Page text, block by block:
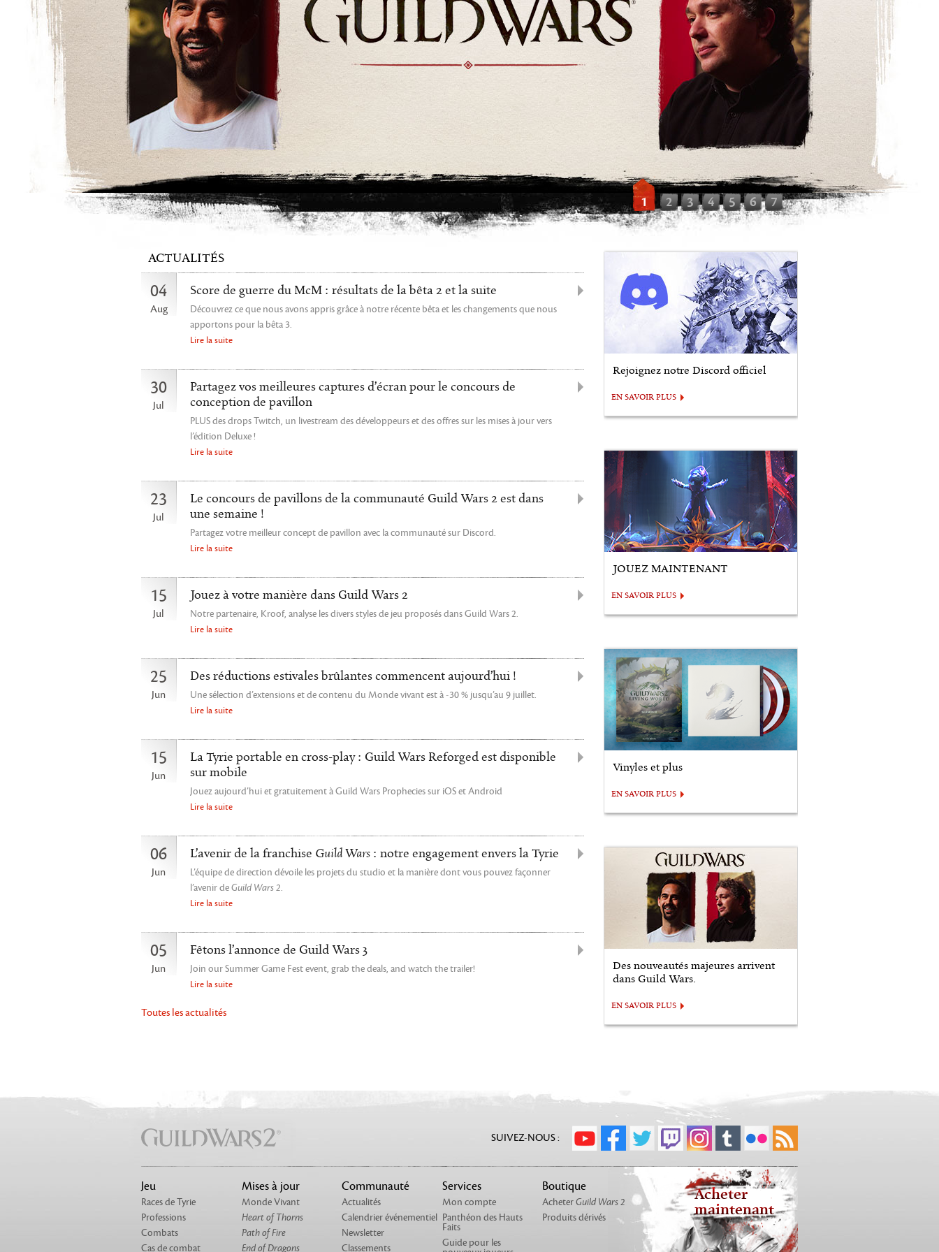
1 2 3 4 5 6 7
ACTUALITÉS
04
Aug
Score de guerre du McM : résultats de la bêta 2 et la suite
Découvrez ce que nous avons appris grâce à notre récente bêta et les changements que nous
apportons pour la bêta 3.
Lire la suite
30
Jul
Partagez vos meilleures captures d’écran pour le concours de
conception de pavillon
PLUS des drops Twitch, un livestream des développeurs et des offres sur les mises à jour vers
l’édition Deluxe !
Lire la suite
23
Jul
Le concours de pavillons de la communauté Guild Wars 2 est dans
une semaine !
Partagez votre meilleur concept de pavillon avec la communauté sur Discord.
Lire la suite
15
Jul
Jouez à votre manière dans Guild Wars 2
Notre partenaire, Kroof, analyse les divers styles de jeu proposés dans Guild Wars 2.
Lire la suite
25
Jun
Des réductions estivales brûlantes commencent aujourd’hui !
Une sélection d’extensions et de contenu du Monde vivant est à -30 % jusqu’au 9 juillet.
Lire la suite
15
Jun
La Tyrie portable en cross-play : Guild Wars Reforged est disponible
sur mobile
Jouez aujourd’hui et gratuitement à Guild Wars Prophecies sur iOS et Android
Lire la suite
06
Jun
L’avenir de la franchise Guild Wars : notre engagement envers la Tyrie
L’équipe de direction dévoile les projets du studio et la manière dont vous pouvez façonner
l’avenir deGuild Wars 2.
Lire la suite
05
Jun
Fêtons l’annonce de Guild Wars 3
Join our Summer Game Fest event, grab the deals, and watch the trailer!
Lire la suite
Toutes les actualités
Rejoignez notre Discord officiel
EN SAVOIR PLUS
JOUEZ MAINTENANT
EN SAVOIR PLUS
Vinyles et plus
EN SAVOIR PLUS
Des nouveautés majeures arrivent
dans Guild Wars.
EN SAVOIR PLUS
SUIVEZ-NOUS :
Jeu
Races de Tyrie
Professions
Combats
Cas de combat
Mises à jour
Monde Vivant
Heart of Thorns
Path of Fire
End of Dragons
Communauté
Actualités
Calendrier événementiel
Newsletter
Classements
Services
Mon compte
Panthéon des Hauts
Faits
Guide pour les
Boutique
AcheterGuild Wars 2
Produits dérivés
Acheter
maintenant